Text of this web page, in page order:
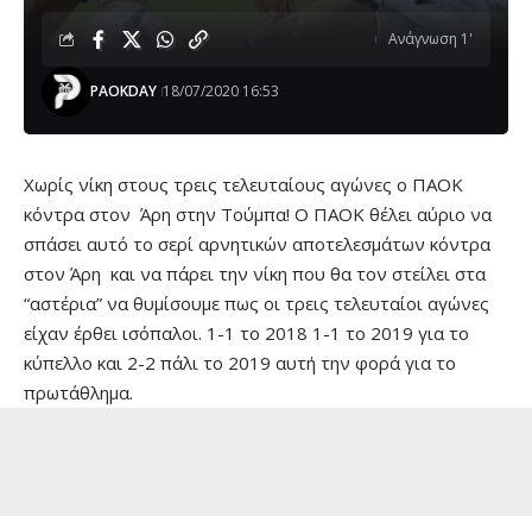
PAOKDAY 18/07/2020 16:53
Ανάγνωση 1'
Χωρίς νίκη στους τρεις τελευταίους αγώνες ο ΠΑΟΚ
κόντρα στον Άρη στην Τούμπα! Ο ΠΑΟΚ θέλει αύριο να
σπάσει αυτό το σερί αρνητικών αποτελεσμάτων κόντρα
στον Άρη και να πάρει την νίκη που θα τον στείλει στα
“αστέρια” να θυμίσουμε πως οι τρεις τελευταίοι αγώνες
είχαν έρθει ισόπαλοι. 1-1 το 2018 1-1 το 2019 για το
κύπελλο και 2-2 πάλι το 2019 αυτή την φορά για το
πρωτάθλημα.